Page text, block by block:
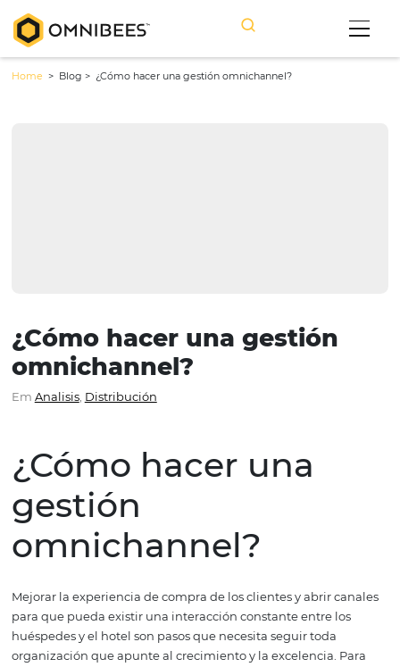
¿Cómo hacer una gestión
Em Analisis,Distribución
¿Cómo hacer una
gestión
omnichannel?